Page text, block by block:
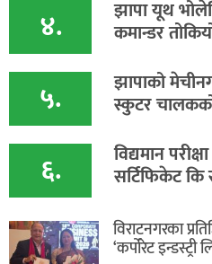
४. झापा यूथ
कमान्डर
५. ​झापाको
स्कुटर
६. विद्यमान
सर्टिफिकेट कि
विराटनगरका
‘कर्पोरेट